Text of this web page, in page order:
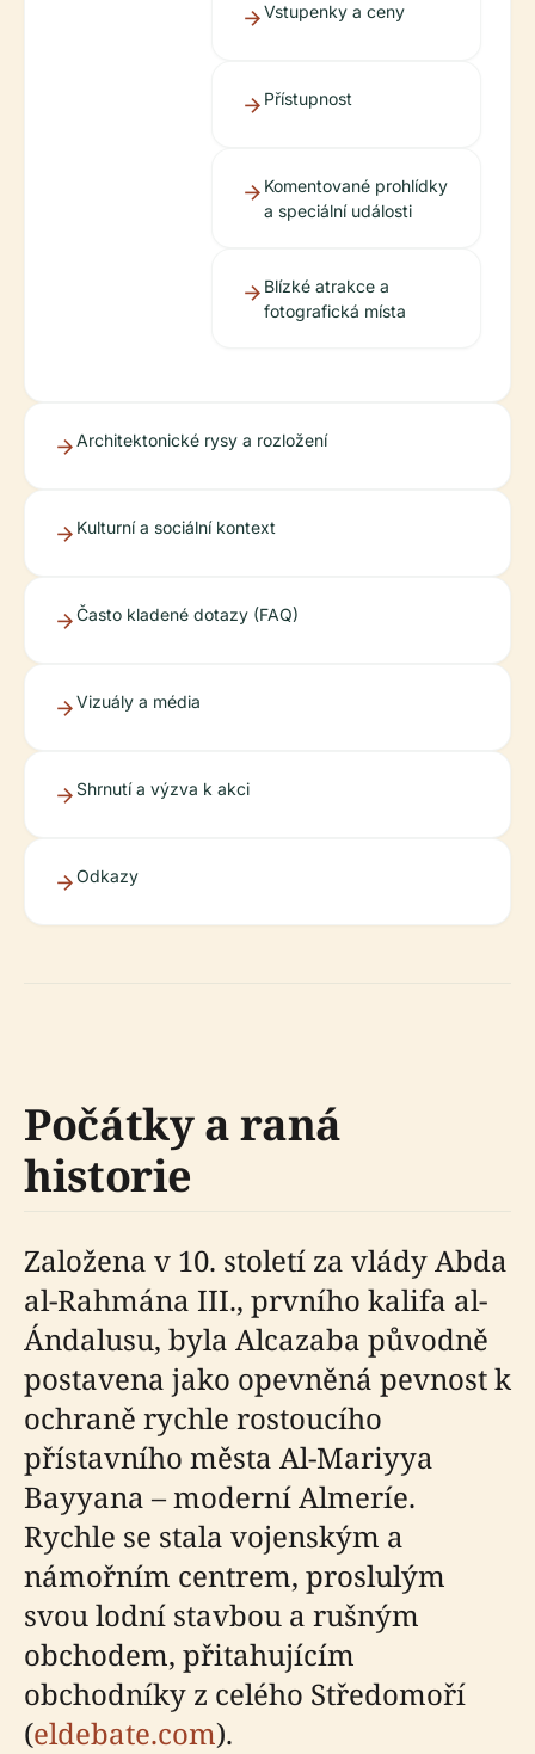
Vstupenky a ceny
Přístupnost
Komentované prohlídky
a speciální události
Blízké atrakce a
fotografická místa
Architektonické rysy a rozložení
Kulturní a sociální kontext
Často kladené dotazy (FAQ)
Vizuály a média
Shrnutí a výzva k akci
Odkazy
Počátky a raná
historie
Založena v 10. století za vlády Abda
al-Rahmána III., prvního kalifa al-
Ándalusu, byla Alcazaba původně
postavena jako opevněná pevnost k
ochraně rychle rostoucího
přístavního města Al-Mariyya
Bayyana – moderní Almeríe.
Rychle se stala vojenským a
námořním centrem, proslulým
svou lodní stavbou a rušným
obchodem, přitahujícím
obchodníky z celého Středomoří
(eldebate.com).